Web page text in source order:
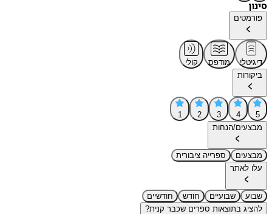
סינון
פורמטים
דיגיטלי מודפס
קולי
ביקורות
5
4
3
2
1
מבצעים/הנחות
מבצעים
ספרייה ציבורית
עלו לאתר
שבוע שבועיים חודש
חודשיים
להציג בתוצאות ספרים שכבר קנית?